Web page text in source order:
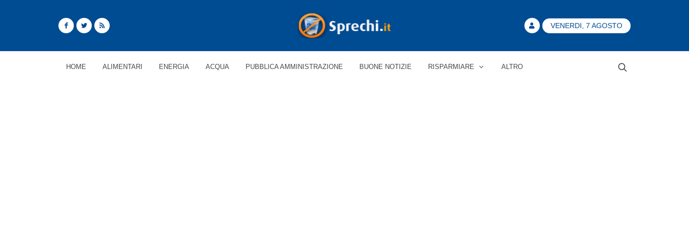
VENERDI, 7 AGOSTO
HOME ALIMENTARI ENERGIA ACQUA PUBBLICA AMMINISTRAZIONE BUONE NOTIZIE RISPARMIARE ALTRO